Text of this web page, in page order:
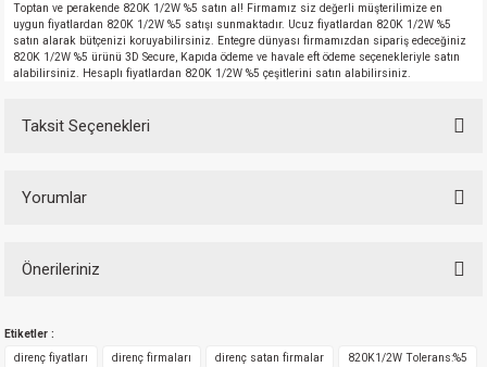
Toptan ve perakende 820K 1/2W %5 satın al! Firmamız siz değerli müşterilimize en
uygun fiyatlardan 820K 1/2W %5 satışı sunmaktadır. Ucuz fiyatlardan 820K 1/2W %5
satın alarak bütçenizi koruyabilirsiniz. Entegre dünyası firmamızdan sipariş edeceğiniz
820K 1/2W %5 ürünü 3D Secure, Kapıda ödeme ve havale eft ödeme seçenekleriyle satın
alabilirsiniz. Hesaplı fiyatlardan 820K 1/2W %5 çeşitlerini satın alabilirsiniz.
Taksit Seçenekleri
Yorumlar
Önerileriniz
yetersiz gördüğünüz noktaları öneri formunu kullanarak tarafımıza
iletebilirsiniz.
Etiketler :
direnç fiyatları
direnç firmaları direnç satan firmalar 820K1/2W Tolerans:%5